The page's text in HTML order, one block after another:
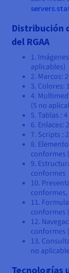
Distribución
del RGAA
1.
aplicables)
2. Marcos:
3. Colores:
4.
(5 no
5. Tablas :
6. Enlaces:
7. Scripts :
8.
conformes
9.
conformes
10.
11.
conformes
12.
conformes
13.
no
Tecnologías